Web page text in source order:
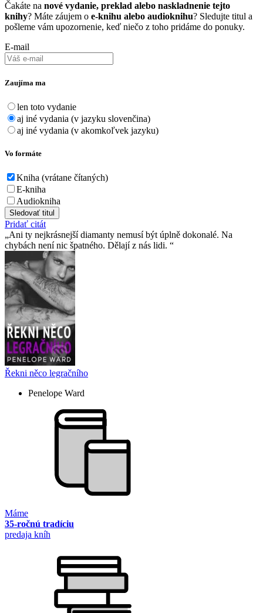
Čakáte na nové vydanie, preklad alebo naskladnenie tejto
knihy? Máte záujem o e-knihu alebo audioknihu? Sledujte titul a
pošleme vám upozornenie, keď niečo z toho pridáme do ponuky.
E-mail
Zaujíma ma
len toto vydanie
aj iné vydania (v jazyku slovenčina)
aj iné vydania (v akomkoľvek jazyku)
Vo formáte
Kniha (vrátane čítaných)
E-kniha
Audiokniha
Sledovať titul
Pridať citát
Ani ty nejkrásnejší diamanty nemusí být úplně dokonalé. Na
chybách není nic špatného. Dělají z nás lidi.
Řekni něco legračního
Penelope Ward
Máme
35-ročnú tradíciu
predaja kníh